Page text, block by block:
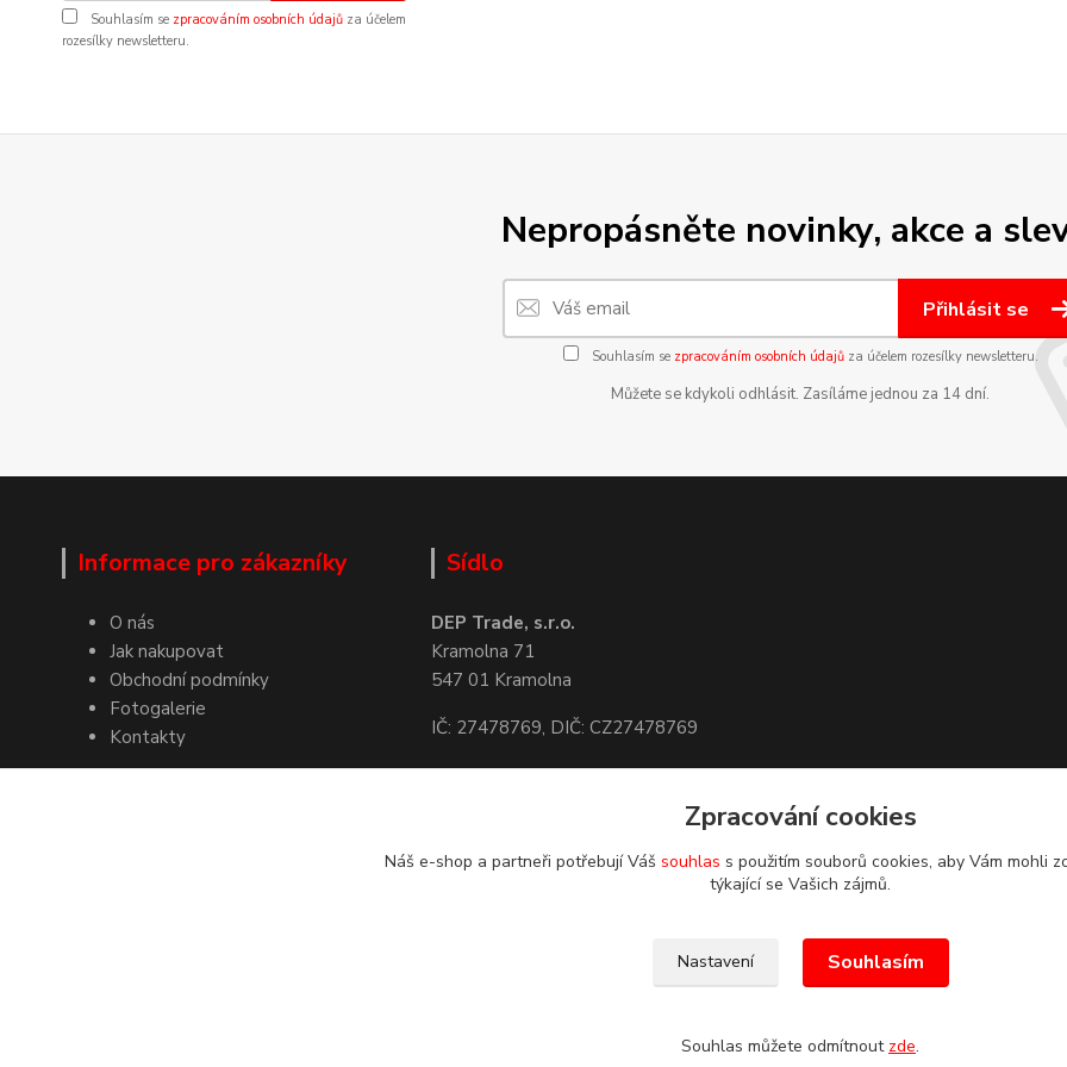
Souhlasím se zpracováním osobních údajů za účelem
rozesílky newsletteru.
Nepropásněte novinky, akce a
Přihlásit se
Souhlasím se zpracováním osobních údajůza účelem rozesílky newsletteru.
Můžete se kdykoli odhlásit. Zasíláme jednou za 14 dní.
Informace pro zákazníky
O nás
Jak nakupovat
Obchodní podmínky
Fotogalerie
Kontakty
Sídlo
DEP Trade, s.r.o.
Kramolna 71
547 01 Kramolna
IČ: 27478769, DIČ: CZ27478769
Zpracování cookies
Náš e-shop a partneři potřebují Váš souhlas s použitím souborů cookies, aby Vám mohli
týkající se Vašich zájmů.
Nastavení Souhlasím
Souhlas můžete odmítnout zde.